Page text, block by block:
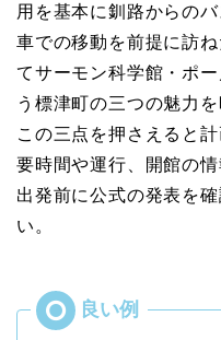
用を基本に釧路からの
車での移動を前提に訪
てサーモン科学館・ポ
う標津町の三つの魅力
この三点を押さえると
要時間や運行、開館の
出発前に公式の発表を
い。